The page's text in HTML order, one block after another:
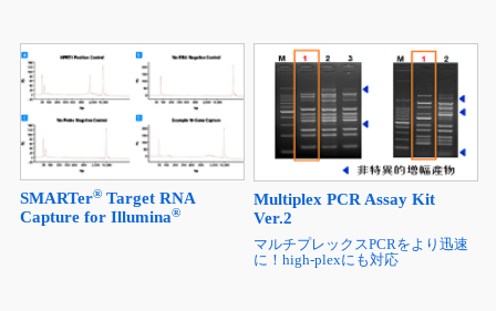
SMARTer®Target RNA
Capture for Illumina®
Multiplex PCR Assay Kit
Ver.2
マルチプレックスPCRをより迅速
に！high-plexにも対応